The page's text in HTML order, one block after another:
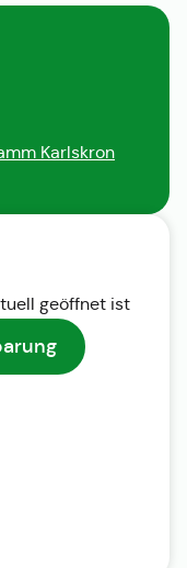
Karlskron
geöffnet ist